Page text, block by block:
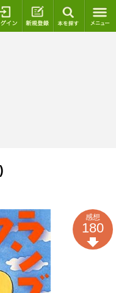
ログイン 新規登録
感想
180